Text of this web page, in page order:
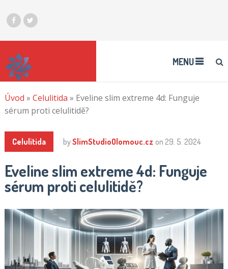
MENU
Úvod » Celulitida » Eveline slim extreme 4d: Funguje
sérum proti celulitidě?
Celulitida bySlimStudioOlomouc.cz on 29. 5. 2024
Eveline slim extreme 4d: Funguje
sérum proti celulitidě?